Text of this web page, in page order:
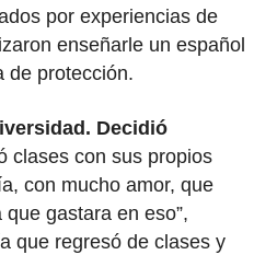
por experiencias de
enseñarle un español
de protección.
Decidió
clases con sus propios
con mucho amor, que
gastara en eso”,
que regresó de clases y